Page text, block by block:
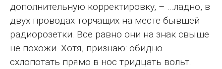
дополнительную корректировку, – …ладно, в
двух проводах торчащих на месте бывшей
радиорозетки. Все равно они на знак свыше
не похожи. Хотя, признаю: обидно
схлопотать прямо в нос тридцать вольт.